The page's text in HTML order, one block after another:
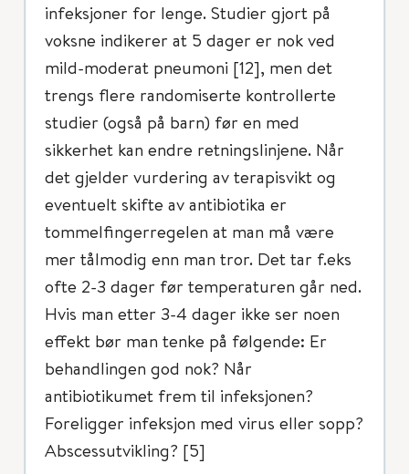
infeksjoner for lenge. Studier gjort på
voksne indikerer at 5 dager er nok ved
mild-moderat pneumoni [12], men det
trengs flere randomiserte kontrollerte
studier (også på barn) før en med
sikkerhet kan endre retningslinjene. Når
det gjelder vurdering av terapisvikt og
eventuelt skifte av antibiotika er
tommelfingerregelen at man må være
mer tålmodig enn man tror. Det tar f.eks
ofte 2-3 dager før temperaturen går ned.
Hvis man etter 3-4 dager ikke ser noen
effekt bør man tenke på følgende: Er
behandlingen god nok? Når
antibiotikumet frem til infeksjonen?
Foreligger infeksjon med virus eller sopp?
Abscessutvikling? [5]